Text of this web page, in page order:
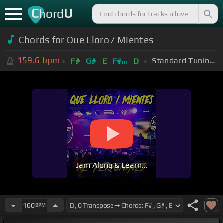
ChordU
Chords for Que Lloro / Mientes
159.6 bpm F# G# E F#m D Standard Tuning (EADGBE)
Jam Along & Learn...
160BPM